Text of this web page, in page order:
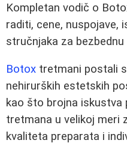
Kompletan vodič o
raditi, cene, nuspojave,
stručnjaka za bezbednu
Botox tretmani postali
nehirurških estetskih
kao što brojna iskustva
tretmana u velikoj meri
kvaliteta preparata i